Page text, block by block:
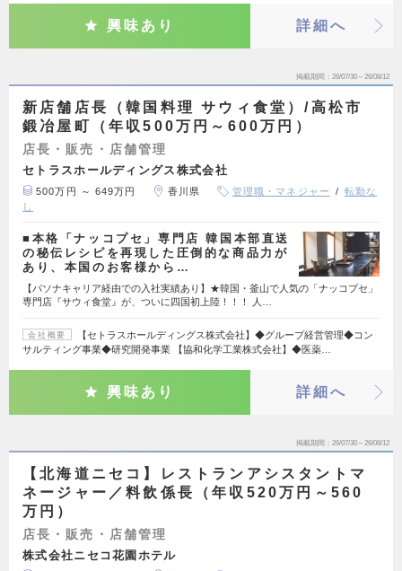
興味あり 詳細へ
掲載期間 26/07/30～26/08/12
新店舗店長（韓国料理 サウィ食堂）/高松市
鍛冶屋町（年収500万円～600万円）
店長・販売・店舗管理
セトラスホールディングス株式会社
500万円 ～ 649万円 香川県 管理職・マネジャー
転勤な
し
■本格「ナッコプセ」専門店 韓国本部直送
の秘伝レシピを再現した圧倒的な商品力が
あり、本国のお客様から…
【パソナキャリア経由での入社実績あり】★韓国・釜山で人気の「ナッコプセ」
専門店『サウィ食堂』が、ついに四国初上陸！！！ 人…
会社概要
【セトラスホールディングス株式会社】◆グループ経営管理◆コン
サルティング事業◆研究開発事業 【協和化学工業株式会社】◆医薬…
興味あり 詳細へ
掲載期間 26/07/30～26/08/12
【北海道ニセコ】レストランアシスタントマ
ネージャー／料飲係長（年収520万円～560
万円）
店長・販売・店舗管理
株式会社ニセコ花園ホテル